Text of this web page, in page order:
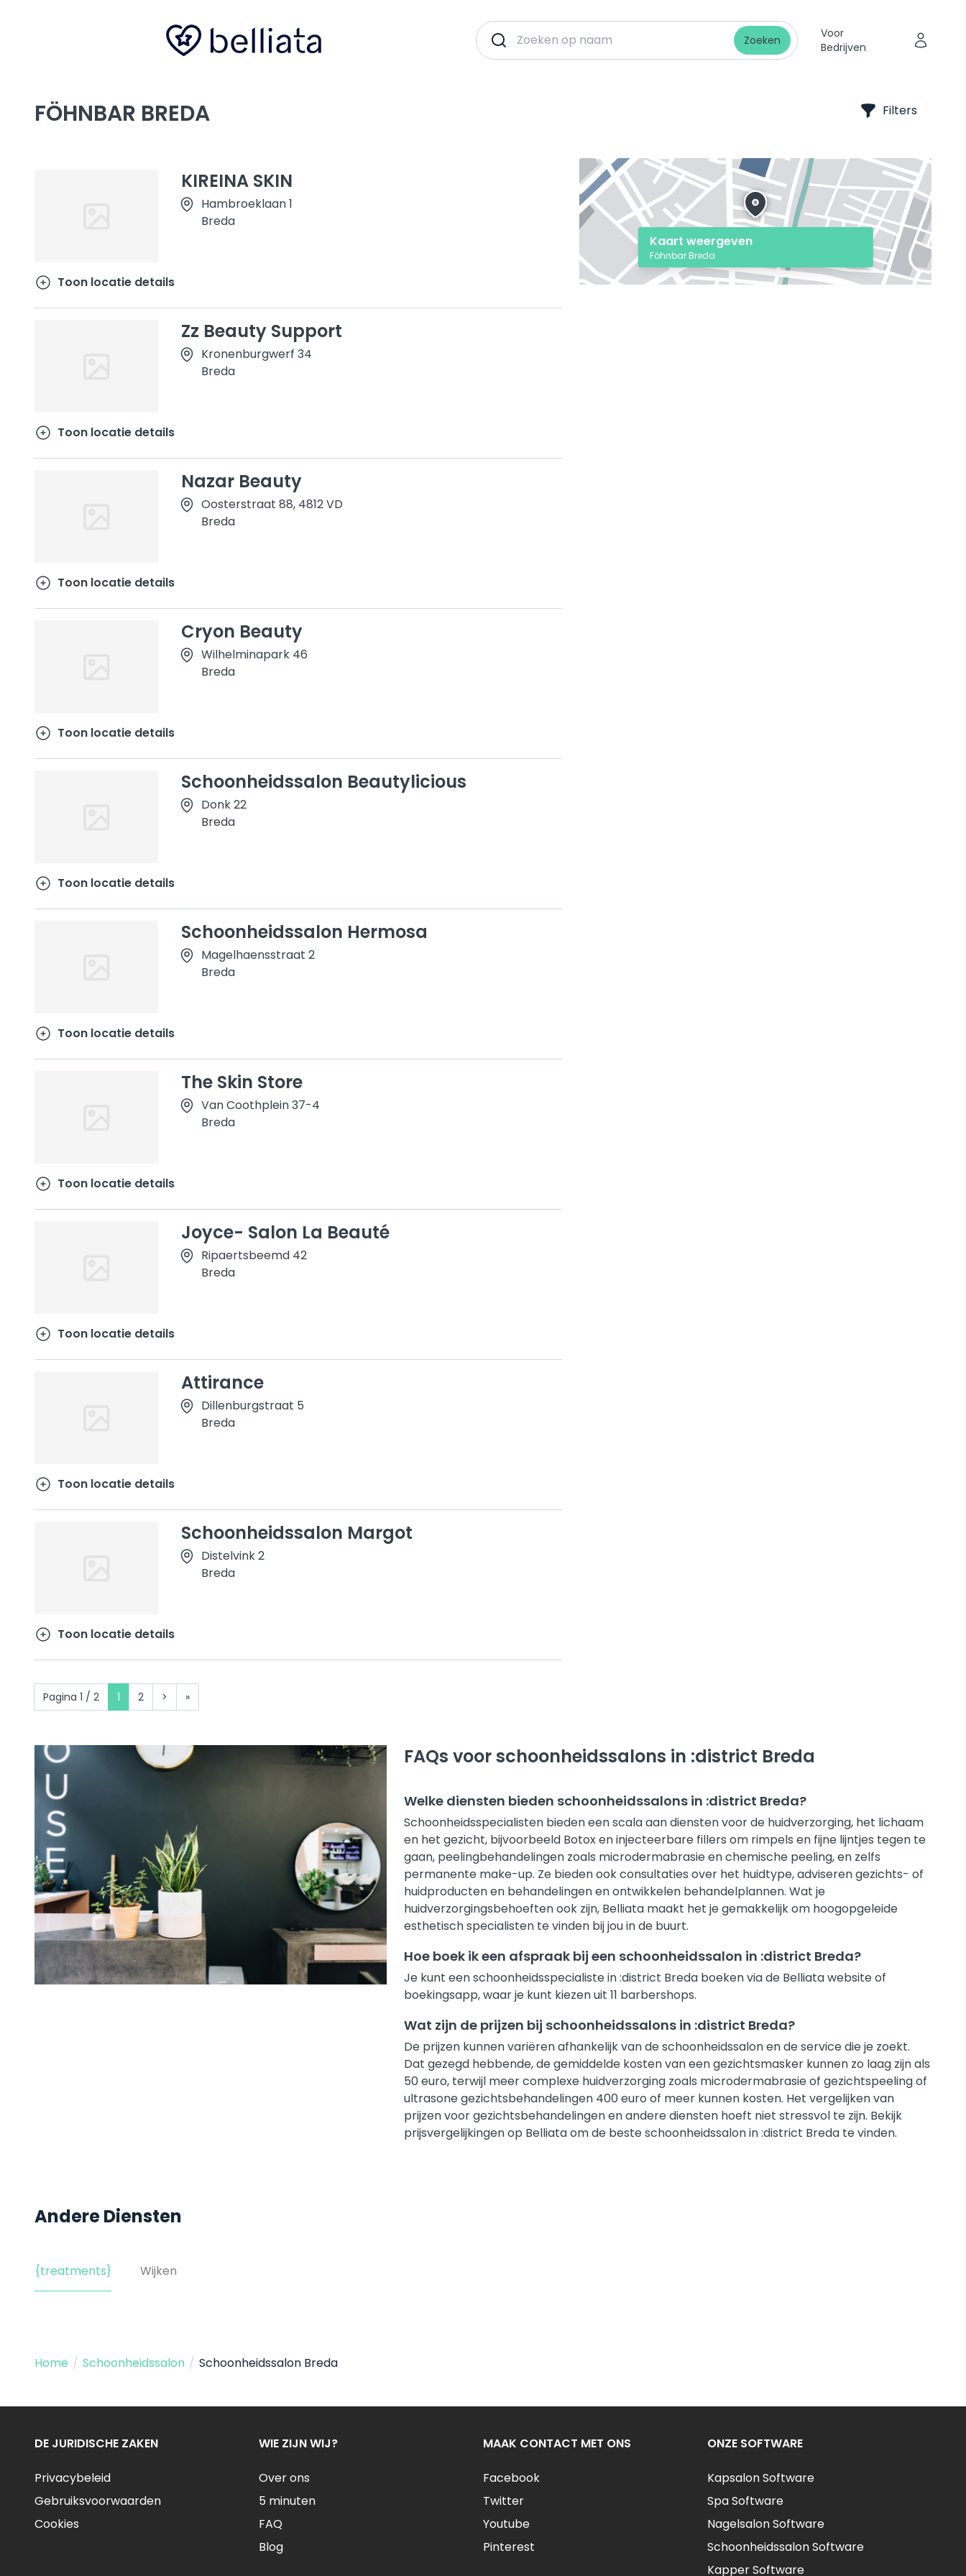
Zoeken
Voor
Bedrijven
FÖHNBAR BREDA Filters
KIREINA SKIN
Hambroeklaan 1
Breda
Toon locatie details
Zz Beauty Support
Kronenburgwerf 34
Breda
Toon locatie details
Nazar Beauty
Oosterstraat 88, 4812 VD
Breda
Toon locatie details
Cryon Beauty
Wilhelminapark 46
Breda
Toon locatie details
Schoonheidssalon Beautylicious
Donk 22
Breda
Toon locatie details
Schoonheidssalon Hermosa
Magelhaensstraat 2
Breda
Toon locatie details
The Skin Store
Van Coothplein 37-4
Breda
Toon locatie details
Joyce- Salon La Beauté
Ripaertsbeemd 42
Breda
Toon locatie details
Attirance
Dillenburgstraat 5
Breda
Toon locatie details
Schoonheidssalon Margot
Distelvink 2
Breda
Toon locatie details
Pagina 1 / 2 1 2 > »
Kaart weergeven
Föhnbar Breda
FAQs voor schoonheidssalons in :district Breda
Welke diensten bieden schoonheidssalons in :district Breda?
Schoonheidsspecialisten bieden een scala aan diensten voor de huidverzorging, het lichaam
en het gezicht, bijvoorbeeld Botox en injecteerbare fillers om rimpels en fijne lijntjes tegen te
gaan, peelingbehandelingen zoals microdermabrasie en chemische peeling, en zelfs
permanente make-up. Ze bieden ook consultaties over het huidtype, adviseren gezichts- of
huidproducten en behandelingen en ontwikkelen behandelplannen. Wat je
huidverzorgingsbehoeften ook zijn, Belliata maakt het je gemakkelijk om hoogopgeleide
esthetisch specialisten te vinden bij jou in de buurt.
Hoe boek ik een afspraak bij een schoonheidssalon in :district Breda?
Je kunt een schoonheidsspecialiste in :district Breda boeken via de Belliata website of
boekingsapp, waar je kunt kiezen uit 11 barbershops.
Wat zijn de prijzen bij schoonheidssalons in :district Breda?
De prijzen kunnen variëren afhankelijk van de schoonheidssalon en de service die je zoekt.
Dat gezegd hebbende, de gemiddelde kosten van een gezichtsmasker kunnen zo laag zijn als
50 euro, terwijl meer complexe huidverzorging zoals microdermabrasie of gezichtspeeling of
ultrasone gezichtsbehandelingen 400 euro of meer kunnen kosten. Het vergelijken van
prijzen voor gezichtsbehandelingen en andere diensten hoeft niet stressvol te zijn. Bekijk
prijsvergelijkingen op Belliata om de beste schoonheidssalon in :district Breda te vinden.
Andere Diensten
{treatments} Wijken
Home / Schoonheidssalon / Schoonheidssalon Breda
DE JURIDISCHE ZAKEN
Privacybeleid
Gebruiksvoorwaarden
Cookies
WIE ZIJN WIJ?
Over ons
5 minuten
FAQ
Blog
MAAK CONTACT MET ONS
Facebook
Twitter
Youtube
Pinterest
ONZE SOFTWARE
Kapsalon Software
Spa Software
Nagelsalon Software
Schoonheidssalon Software
Kapper Software